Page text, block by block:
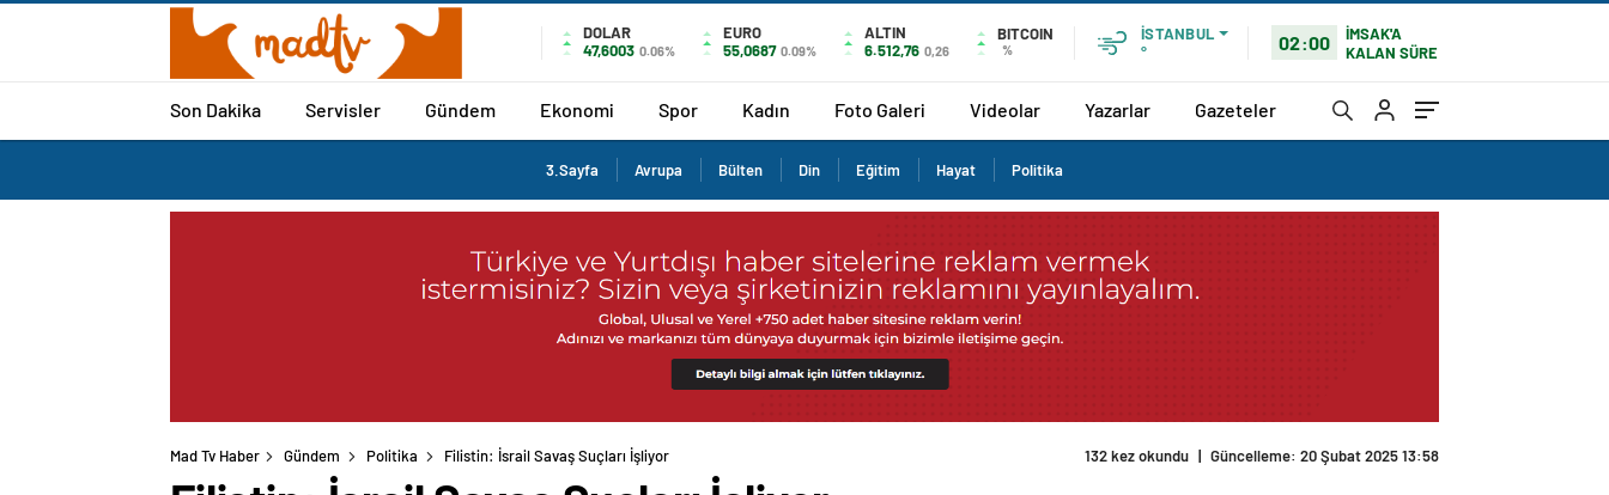
DOLAR
47,6003 0.06%
EURO
55,0687 0.09%
ALTIN
6.512,76 0,26
BITCOIN
%
İSTANBUL
°
02:00
İMSAK'A
KALAN SÜRE
Son Dakika Servisler Gündem Ekonomi Spor Kadın Foto Galeri Videolar Yazarlar Gazeteler
3.Sayfa Avrupa Bülten Din Eğitim Hayat Politika
Mad Tv Haber Gündem Politika Filistin: İsrail Savaş Suçları İşliyor 132 kez okundu | Güncelleme: 20 Şubat 2025 13:58